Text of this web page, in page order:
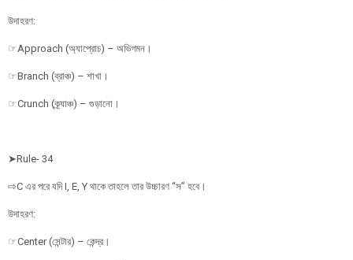
উদাহরণ:
☞Approach (অ্যাপ্রোচ) – অভিগমন।
☞Branch (ব্রাঞ্চ) – শাখা।
☞Crunch (ক্র্যাঞ্চ) – গুড়ানো।
➤Rule- 34
⇨C এর পরে যদি I, E, Y থাকে তাহলে তার উচ্চারণ “স” হবে।
উদাহরণ:
☞Center (সেন্টার) – কেন্দ্র।